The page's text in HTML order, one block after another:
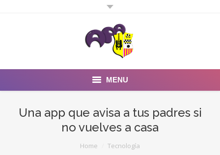
MENU
Noticias
Fotos y Videos
Una app que avisa a tus padres si
no vuelves a casa
Home Tecnología